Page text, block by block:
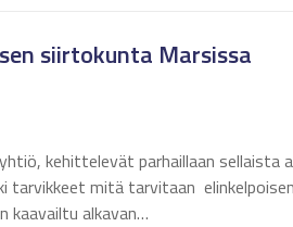
siirtokunta Marsissa
kehittelevät parhaillaan
tarvikkeet mitä tarvitaan
kaavailtu alkavan…